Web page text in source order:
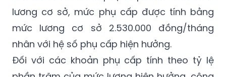
hệ số lương hiện hưởng.
Đối với các khoản phụ cấp tính theo mức
lương cơ sở, mức phụ cấp được tính bằng
mức lương cơ sở 2.530.000 đồng/tháng